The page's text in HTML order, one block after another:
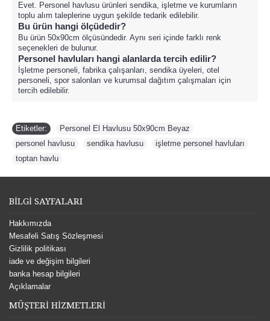
Evet. Personel havlusu ürünleri sendika, işletme ve kurumların
toplu alım taleplerine uygun şekilde tedarik edilebilir.
Bu ürün hangi ölçüdedir?
Bu ürün 50x90cm ölçüsündedir. Aynı seri içinde farklı renk
seçenekleri de bulunur.
Personel havluları hangi alanlarda tercih edilir?
İşletme personeli, fabrika çalışanları, sendika üyeleri, otel
personeli, spor salonları ve kurumsal dağıtım çalışmaları için
tercih edilebilir.
Etiketler: Personel El Havlusu 50x90cm Beyaz
personel havlusu
sendika havlusu işletme personel havluları
toptan havlu
BİLGİ SAYFALARI
Hakkımızda
Mesafeli Satış Sözleşmesi
Gizlilik politikası
iade ve değişim bilgileri
banka hesap bilgileri
Açıklamalar
MÜŞTERİ HİZMETLERİ